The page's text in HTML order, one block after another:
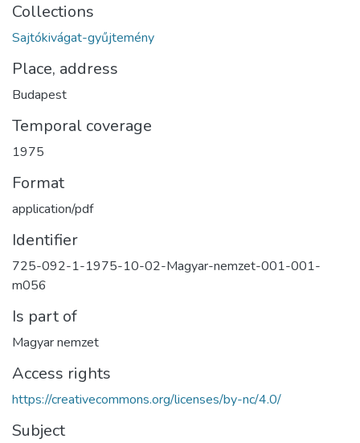
Collections
Sajtókivágat-gyűjtemény
Place, address
Budapest
Temporal coverage
1975
Format
application/pdf
Identifier
725-092-1-1975-10-02-Magyar-nemzet-001-001-
m056
Is part of
Magyar nemzet
Access rights
https://creativecommons.org/licenses/by-nc/4.0/
Subject